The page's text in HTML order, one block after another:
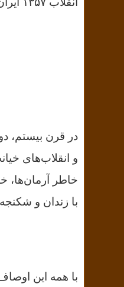
در قرن بیستم،
و انقلاب‌های
خاطر آرمان‌ھا،
با زندان و
با همه این